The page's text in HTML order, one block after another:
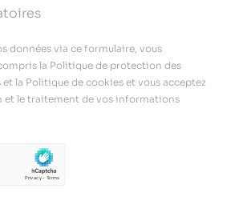
données via ce formulaire, vous
la Politique de protection des
la Politique de cookies et vous acceptez
et le traitement de vos informations